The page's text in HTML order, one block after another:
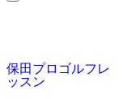
保田プロゴルフレ
ッスン